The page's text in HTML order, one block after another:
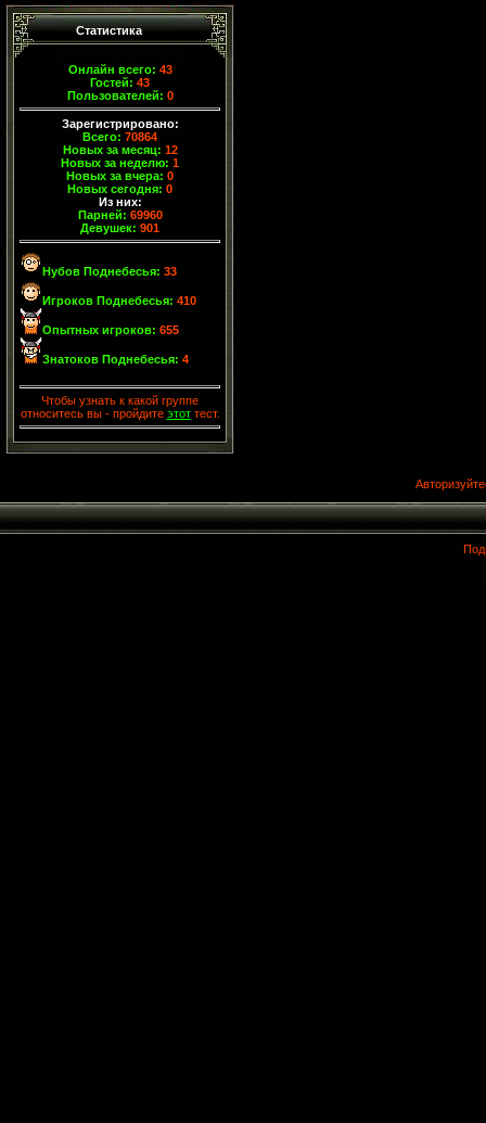
Статистика
Онлайн всего: 43
Гостей: 43
Пользователей: 0
Зарегистрировано:
Всего: 70864
Новых за месяц: 12
Новых за неделю: 1
Новых за вчера: 0
Новых сегодня: 0
Из них:
Парней: 69960
Девушек: 901
Нубов Поднебесья: 33
Игроков Поднебесья: 410
Опытных игроков: 655
Знатоков Поднебесья: 4
Чтобы узнать к какой группе
относитесь вы - пройдите этоттест.